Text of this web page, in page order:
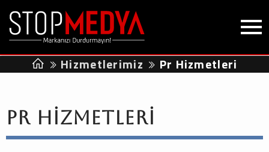
Hizmetlerimiz Pr Hizmetleri
Pr Hizmetleri